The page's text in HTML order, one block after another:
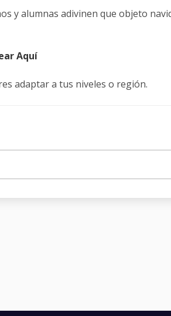
y alumnas adivinen que objeto
Aquí
adaptar a tus niveles o región.